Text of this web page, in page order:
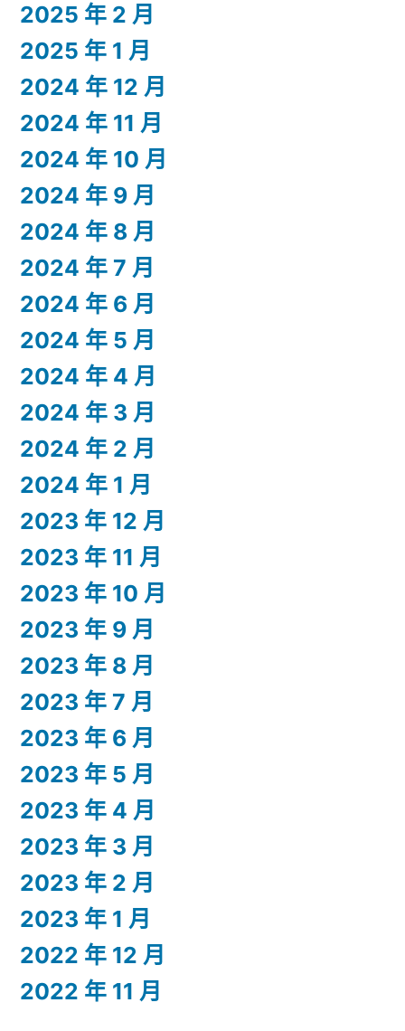
2025 年 2 月
2025 年 1 月
2024 年 12 月
2024 年 11 月
2024 年 10 月
2024 年 9 月
2024 年 8 月
2024 年 7 月
2024 年 6 月
2024 年 5 月
2024 年 4 月
2024 年 3 月
2024 年 2 月
2024 年 1 月
2023 年 12 月
2023 年 11 月
2023 年 10 月
2023 年 9 月
2023 年 8 月
2023 年 7 月
2023 年 6 月
2023 年 5 月
2023 年 4 月
2023 年 3 月
2023 年 2 月
2023 年 1 月
2022 年 12 月
2022 年 11 月